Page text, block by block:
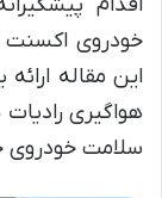
خودروی اکسنت
این مقاله
هواگیری
سلامت خودروی